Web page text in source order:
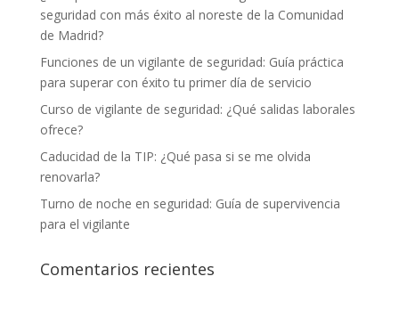
seguridad con más éxito al noreste de la Comunidad
de Madrid?
Funciones de un vigilante de seguridad: Guía práctica
para superar con éxito tu primer día de servicio
Curso de vigilante de seguridad: ¿Qué salidas laborales
ofrece?
Caducidad de la TIP: ¿Qué pasa si se me olvida
renovarla?
Turno de noche en seguridad: Guía de supervivencia
para el vigilante
Comentarios recientes